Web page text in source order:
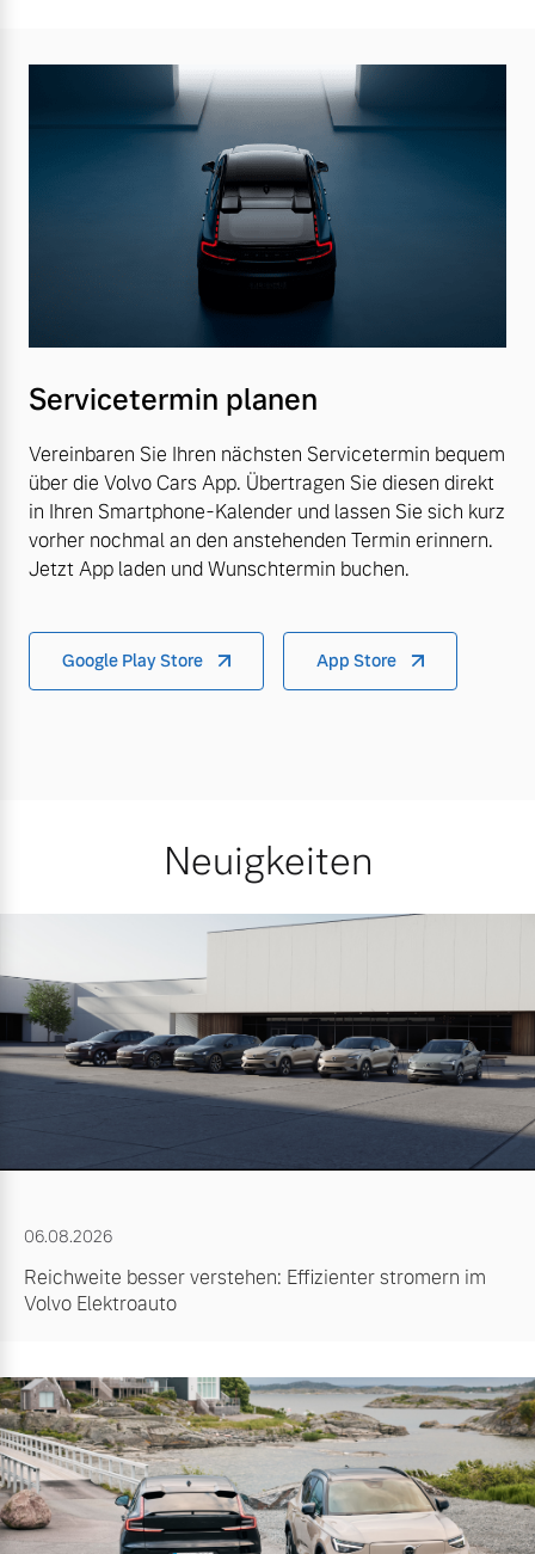
Servicetermin planen
Vereinbaren Sie Ihren nächsten Servicetermin bequem
über die Volvo Cars App. Übertragen Sie diesen direkt
in Ihren Smartphone-Kalender und lassen Sie sich kurz
vorher nochmal an den anstehenden Termin erinnern.
Jetzt App laden und Wunschtermin buchen.
Google Play Store App Store
Neuigkeiten
06.08.2026
Reichweite besser verstehen: Effizienter stromern im
Volvo Elektroauto